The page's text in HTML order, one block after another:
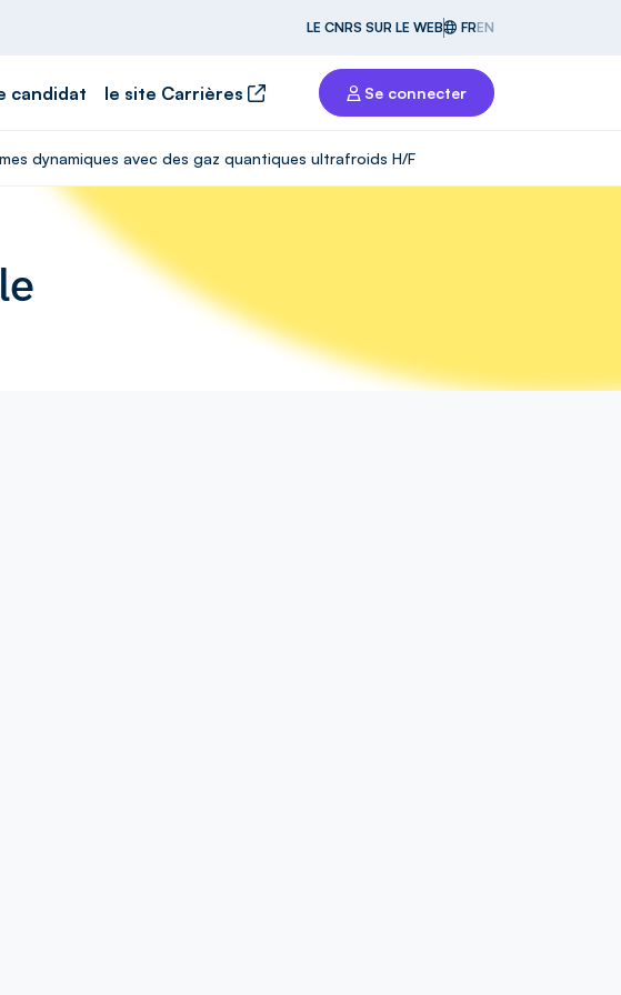
LE CNRS SUR LE WEB FREN
candidat le site Carrières Se connecter
dynamiques avec des gaz quantiques ultrafroids H/F